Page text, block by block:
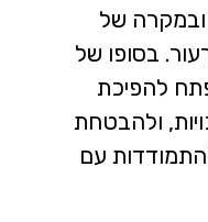
ובמקרה של
בסופו של
להפיכת
ולהבטחת
עם